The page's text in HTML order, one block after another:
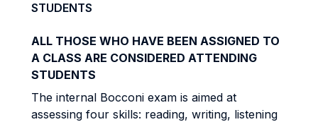
STUDENTS
ALL THOSE WHO HAVE BEEN ASSIGNED TO
A CLASS ARE CONSIDERED ATTENDING
STUDENTS
The internal Bocconi exam is aimed at
assessing four skills: reading, writing, listening